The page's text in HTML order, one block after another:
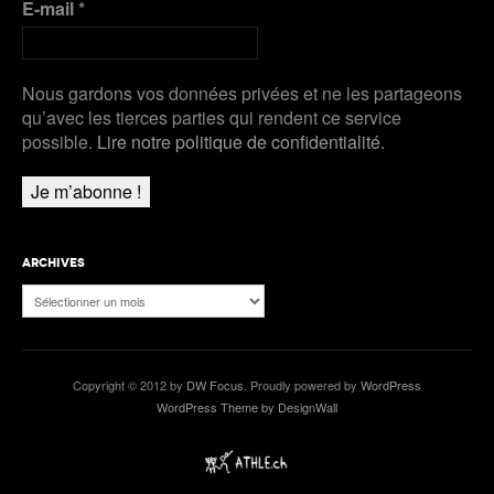
E-mail*
Nous gardons vos données privées et ne les partageons
qu’avec les tierces parties qui rendent ce service
possible. Lire notre politique de confidentialité.
ARCHIVES
Archives
Copyright © 2012 by DW Focus. Proudly powered by WordPress
WordPress Theme by DesignWall